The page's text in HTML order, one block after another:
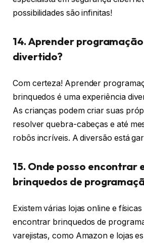
possibilidades são infinitas!
14. Aprender
divertido?
Com certeza! Aprender
brinquedos é uma experiência
As crianças podem criar suas
resolver quebra-cabeças e até
robôs incríveis. A diversão está
15. Onde posso encontrar
brinquedos de
Existem várias lojas online e
encontrar brinquedos de
varejistas, como Amazon e lojas